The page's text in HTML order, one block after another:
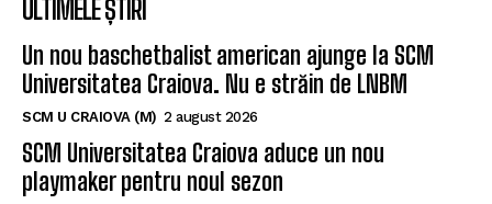
ULTIMELE ȘTIRI
Un nou baschetbalist american ajunge la SCM
Universitatea Craiova. Nu e străin de LNBM
SCM U CRAIOVA (M) 2 august 2026
SCM Universitatea Craiova aduce un nou
playmaker pentru noul sezon